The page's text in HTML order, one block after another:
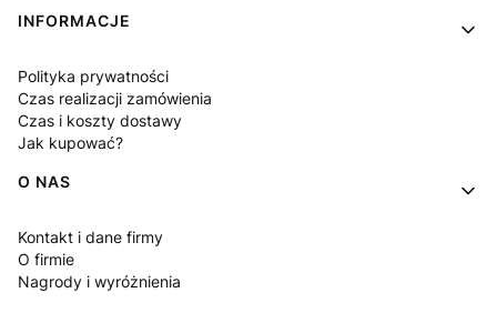
INFORMACJE
Polityka prywatności
Czas realizacji zamówienia
Czas i koszty dostawy
Jak kupować?
O NAS
Kontakt i dane firmy
O firmie
Nagrody i wyróżnienia